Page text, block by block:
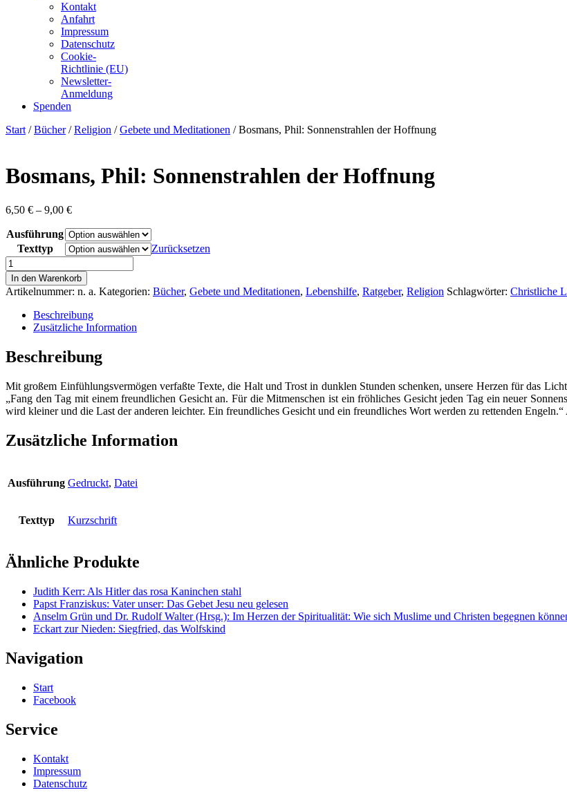
Kontakt
Anfahrt
Impressum
Datenschutz
Cookie-
Richtlinie (EU)
Newsletter-
Anmeldung
Spenden
Skip
Start /Bücher/Religion /Gebete und Meditationen / Bosmans, Phil: Sonnenstrahlen der Hoffnung
Bosmans, Phil: Sonnenstrahlen der Hoffnung
6,50 € – 9,00 €Preisspanne:
bis
9,00 €
Ausführung
Texttyp
Zurücksetzen
Bosmans,
Phil:
Sonnenstrahlen
der
Hoffnung
Menge
In den Warenkorb
Artikelnummer: n. a. Kategorien: Bücher, Gebete und Meditationen, Lebenshilfe, Ratgeber, Religion Schlagwörter: Christliche
Beschreibung
Zusätzliche Information
Beschreibung
Mit großem Einfühlungsvermögen verfaßte Texte, die Halt und Trost in dunklen Stunden schenken, unsere Herzen für das
„Fang den Tag mit einem freundlichen Gesicht an. Für die Mitmenschen ist ein fröhliches Gesicht jeden Tag ein neuer
wird kleiner und die Last der anderen leichter. Ein freundliches Gesicht und ein freundliches Wort werden zu rettenden
Zusätzliche Information
Ausführung Gedruckt, Datei
Texttyp Kurzschrift
Ähnliche Produkte
Judith Kerr: Als Hitler das rosa Kaninchen stahl
Papst Franziskus: Vater unser: Das Gebet Jesu neu gelesen
Anselm Grün und Dr. Rudolf Walter (Hrsg.): Im Herzen der Spiritualität: Wie sich Muslime und Christen begegnen
Eckart zur Nieden: Siegfried, das Wolfskind
Navigation
Start
Facebook
Service
Kontakt
Impressum
Datenschutz